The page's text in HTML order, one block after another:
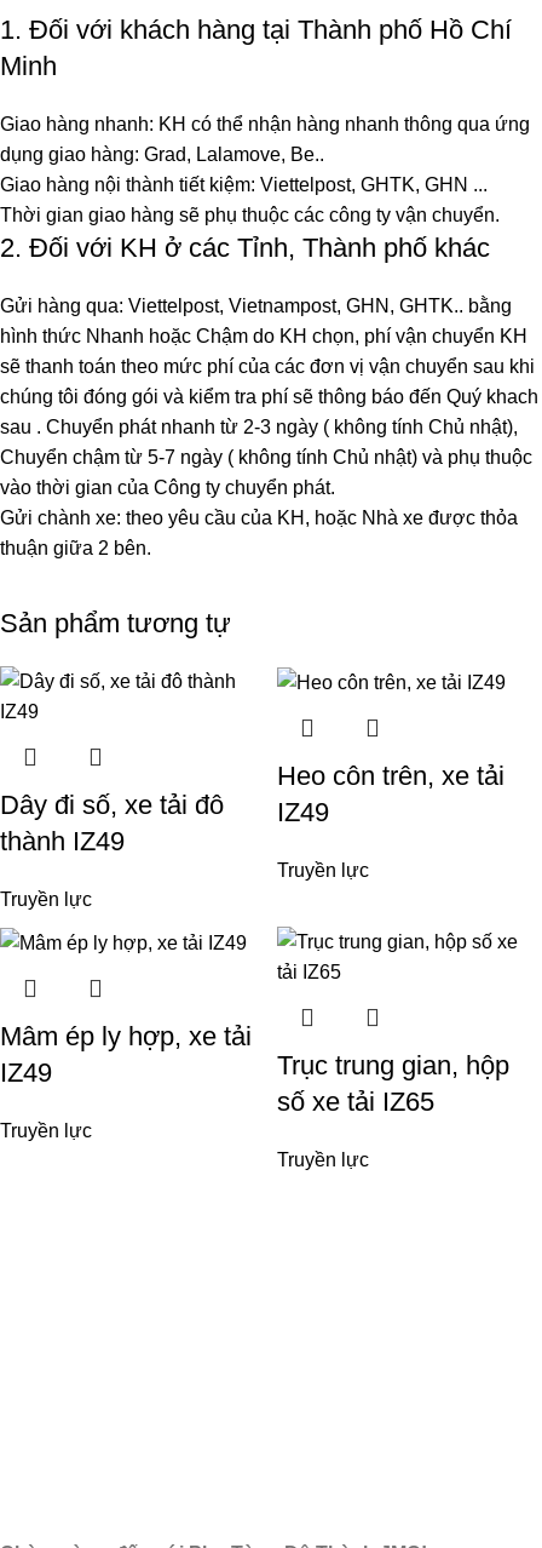
1. Đối với khách hàng tại Thành phố Hồ Chí
Minh
Giao hàng nhanh: KH có thể nhận hàng nhanh thông qua ứng
dụng giao hàng: Grad, Lalamove, Be..
Giao hàng nội thành tiết kiệm: Viettelpost, GHTK, GHN ...
Thời gian giao hàng sẽ phụ thuộc các công ty vận chuyển.
2. Đối với KH ở các Tỉnh, Thành phố khác
Gửi hàng qua: Viettelpost, Vietnampost, GHN, GHTK.. bằng
hình thức Nhanh hoặc Chậm do KH chọn, phí vận chuyển KH
sẽ thanh toán theo mức phí của các đơn vị vận chuyển sau khi
chúng tôi đóng gói và kiểm tra phí sẽ thông báo đến Quý khach
sau . Chuyển phát nhanh từ 2-3 ngày ( không tính Chủ nhật),
Chuyển chậm từ 5-7 ngày ( không tính Chủ nhật) và phụ thuộc
vào thời gian của Công ty chuyển phát.
Gửi chành xe: theo yêu cầu của KH, hoặc Nhà xe được thỏa
thuận giữa 2 bên.
Sản phẩm tương tự
Dây đi số, xe tải đô
thành IZ49
Truyền lực
Heo côn trên, xe tải
IZ49
Truyền lực
Mâm ép ly hợp, xe tải
IZ49
Truyền lực
Trục trung gian, hộp
số xe tải IZ65
Truyền lực